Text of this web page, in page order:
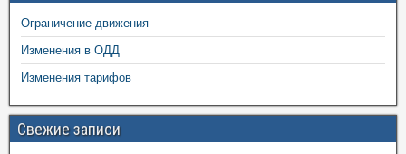
Ограничение движения
Изменения в ОДД
Изменения тарифов
Свежие записи